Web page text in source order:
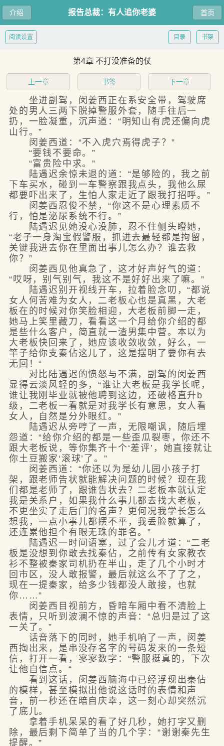
介绍 首页
报告总裁：有人追你老婆
书架
目录
阅读设置
第4章 不打没准备的仗
上一章 书签 下一章
坐进副驾，闵姜西正在系安全带，驾驶席
处的男人三两下脱掉警服外套，随手往后一
扔，一脸凝重，沉声道：“明知山有虎还偏向虎
山行。”
闵姜西道：“不入虎穴焉得虎子？”
“要钱不要命。”
“富贵险中求。”
陆遇迟余惊未退的道：“是够险的，我之前
下车买水，碰到一车警察跟我点头，我他么尿
都要吓出来了，生怕人家走近了跟我打招呼。”
闵姜西忍俊不禁，“你这不是心理素质不
行，怕是泌尿系统不行。”
陆遇迟见她没心没肺，忍不住侧头瞪她，
“老子一身淘宝假警服，抓进去最轻都是拘留，
关键我进去你在里面出事儿怎么办？谁去救
你？”
闵姜西见他真急了，这才好声好气的道：
“哎呀，别气别气，我这不是好好出来了嘛。”
陆遇迟别开视线开车，拉着脸念叨，“都说
女人何苦难为女人，二老板心也是真黑，大老
板在的时候对你笑脸相迎，大老板前脚一走，
她马上笑里藏刀，看看这一个月给你介绍的都
是些什么客户，简直就一渣男集中营。本以为
大老板快回来了，她应该收敛收敛，好么，一
竿子给你支秦佔这儿了，这是摆明了要你有去
无回！“
对比陆遇迟的愤怒与不满，副驾的闵姜西
显得云淡风轻的多，“谁让大老板是我学长呢，
谁让我刚毕业就被他聘到这边，还破格直升b
级，二老板一看就是对我学长有意思，女人看
女人，自然是分外眼红。”
陆遇迟从旁哼了一声，无限嘲讽，随后埋
怨道：“给你介绍的都是一些歪瓜裂枣，你还不
跟大老板说，等你集齐十个‘差评’，她直接就让
你土豆搬家‘滚球’了。”
闵姜西道：“你还以为是幼儿园小孩子打
架，跟老师告状就能解决问题的时候？现在我
们都是老师了，跟谁告状去？二老板本就认定
我是关系户，如果我什么事儿都去找大老板，
不更坐实了走后门的名声？更何况我学长怎么
想我，一点小事儿都摆不平，我丢脸就算了，
还连累他担个有眼无珠的罪名。”
陆遇迟一时间语塞，过了会儿才道：“二老
板是没想到你敢去找秦佔，之前传有女家教衣
衫不整被秦家司机扔在半山，走了几个小时才
回市区，没人敢报警，最后就这么不了了之，
现在一提秦家，给多少钱都没人敢接，也就
你……”
闵姜西目视前方，昏暗车厢中看不清脸上
表情，只听到波澜不惊的声音：“总归是过了这
一关了。”
话音落下的同时，她手机响了一声，闵姜
西掏出来，是串没存名字的号码发来的一条短
信，打开一看，寥寥数字：“警服挺真的，下次
让他自信点。“
看到这话，闵姜西脑海中已经浮现出秦佔
的模样，甚至模拟出他说这话时的表情和声
音，前一秒还在暗自庆幸，这一刻心却突然沉
了底儿。
拿着手机呆呆的看了好几秒，她打字又删
除，最后剩下简单了当的几个字：“谢谢秦先生
提醒。”